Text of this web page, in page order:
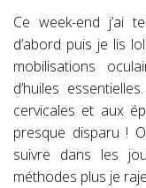
Ce week-end j’ai
d’abord puis je lis
mobilisations
d’huiles
cervicales et aux
presque disparu !
suivre dans les
méthodes plus je